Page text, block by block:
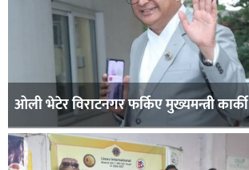
ओली भेटेर विराटनगर फर्किए मुख्यमन्त्री कार्की